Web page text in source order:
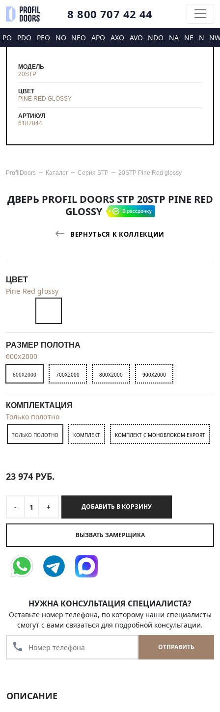
8 800 707 42 44
PO PDO PEO NO NEO APO AXO AVO NDO NA NE N
МОДЕЛЬ
20STP
ЦВЕТ
PINE RED GLOSSY
АРТИКУЛ
6187044
ProfilDoors Каталог Серия STP 20STP Pine Red glossy
ДВЕРЬ PROFIL DOORS STP 20STP PINE RED
GLOSSY
ВЕРНУТЬСЯ К КОЛЛЕКЦИИ
ЦВЕТ
Pine Red glossy
РАЗМЕР ПОЛОТНА
600x2000
600X2000 700X2000 800X2000 900X2000
КОМПЛЕКТАЦИЯ
Только полотно
ТОЛЬКО ПОЛОТНО КОМПЛЕКТ КОМПЛЕКТ С МОНОБЛОКОМ EXPORT
23 974 РУБ.
- 1 + ДОБАВИТЬ В КОРЗИНУ
ВЫЗВАТЬ ЗАМЕРЩИКА
НУЖНА КОНСУЛЬТАЦИЯ СПЕЦИАЛИСТА?
Оставьте номер телефона, по которому наши специалисты
смогут с вами связаться для подробной консультации.
call ОТПРАВИТЬ
ОПИСАНИЕ